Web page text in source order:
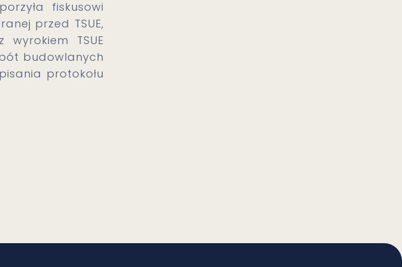
fiskusowi
przed TSUE,
TSUE
budowlanych
protokołu